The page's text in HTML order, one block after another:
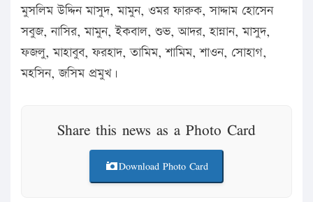
মুসলিম উদ্দিন মাসুদ, মামুন, ওমর ফারুক, সাদ্দাম হোসেন
সবুজ, নাসির, মামুন, ইকবাল, শুভ, আদর, হান্নান, মাসুদ,
ফজলু, মাহাবুব, ফরহাদ, তামিম, শামিম, শাওন, সোহাগ,
মহসিন, জসিম প্রমুখ।
Share this news as a Photo Card
Download Photo Card